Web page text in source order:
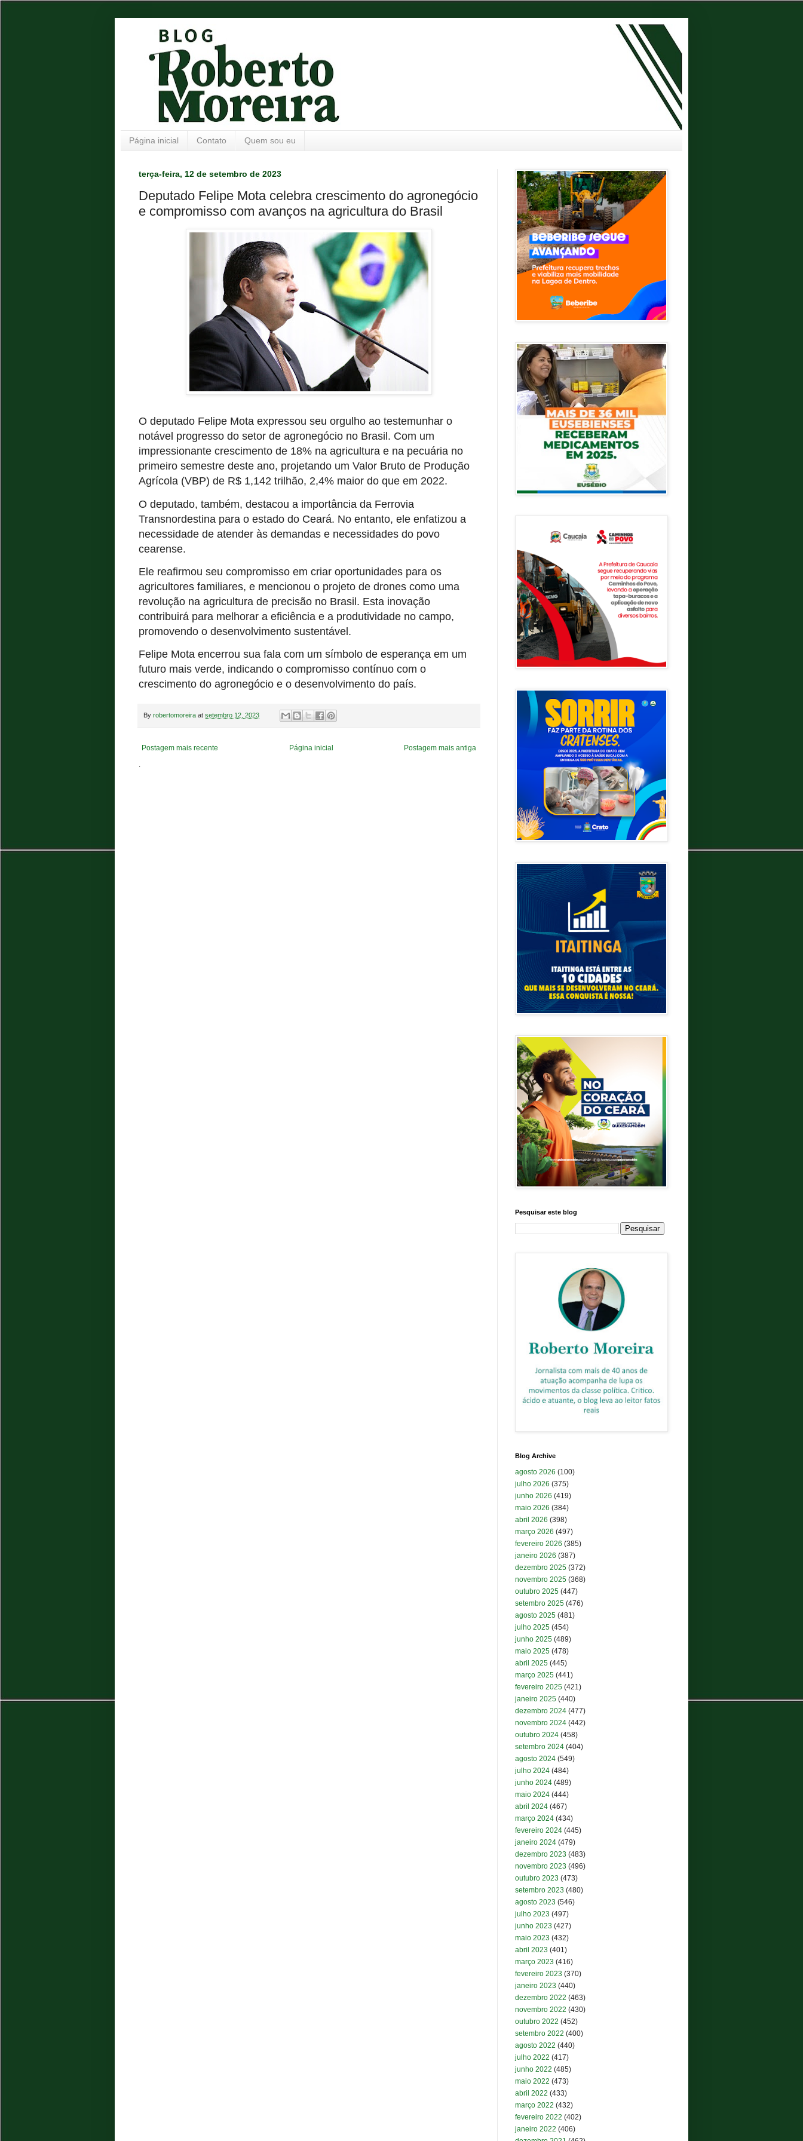
Página inicial Contato Quem sou eu
terça-feira, 12 de setembro de 2023
Deputado Felipe Mota celebra crescimento do agronegócio
e compromisso com avanços na agricultura do Brasil
O deputado Felipe Mota expressou seu orgulho ao testemunhar o
notável progresso do setor de agronegócio no Brasil. Com um
impressionante crescimento de 18% na agricultura e na pecuária no
primeiro semestre deste ano, projetando um Valor Bruto de Produção
Agrícola (VBP) de R$ 1,142 trilhão, 2,4% maior do que em 2022.
O deputado, também, destacou a importância da Ferrovia
Transnordestina para o estado do Ceará. No entanto, ele enfatizou a
necessidade de atender às demandas e necessidades do povo
cearense.
Ele reafirmou seu compromisso em criar oportunidades para os
agricultores familiares, e mencionou o projeto de drones como uma
revolução na agricultura de precisão no Brasil. Esta inovação
contribuirá para melhorar a eficiência e a produtividade no campo,
promovendo o desenvolvimento sustentável.
Felipe Mota encerrou sua fala com um símbolo de esperança em um
futuro mais verde, indicando o compromisso contínuo com o
crescimento do agronegócio e o desenvolvimento do país.
By robertomoreira at setembro 12, 2023
Postagem mais recente Postagem mais antiga
Página inicial
.
Pesquisar este blog
Blog Archive
agosto 2026 (100)
julho 2026 (375)
junho 2026 (419)
maio 2026 (384)
abril 2026 (398)
março 2026 (497)
fevereiro 2026 (385)
janeiro 2026 (387)
dezembro 2025 (372)
novembro 2025 (368)
outubro 2025 (447)
setembro 2025 (476)
agosto 2025 (481)
julho 2025 (454)
junho 2025 (489)
maio 2025 (478)
abril 2025 (445)
março 2025 (441)
fevereiro 2025 (421)
janeiro 2025 (440)
dezembro 2024 (477)
novembro 2024 (442)
outubro 2024 (458)
setembro 2024 (404)
agosto 2024 (549)
julho 2024 (484)
junho 2024 (489)
maio 2024 (444)
abril 2024 (467)
março 2024 (434)
fevereiro 2024 (445)
janeiro 2024 (479)
dezembro 2023 (483)
novembro 2023 (496)
outubro 2023 (473)
setembro 2023 (480)
agosto 2023 (546)
julho 2023 (497)
junho 2023 (427)
maio 2023 (432)
abril 2023 (401)
março 2023 (416)
fevereiro 2023 (370)
janeiro 2023 (440)
dezembro 2022 (463)
novembro 2022 (430)
outubro 2022 (452)
setembro 2022 (400)
agosto 2022 (440)
julho 2022 (417)
junho 2022 (485)
maio 2022 (473)
abril 2022 (433)
março 2022 (432)
fevereiro 2022 (402)
janeiro 2022 (406)